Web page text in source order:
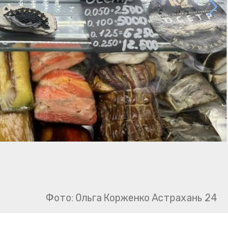
Фото: Ольга Корженко Астрахань 24